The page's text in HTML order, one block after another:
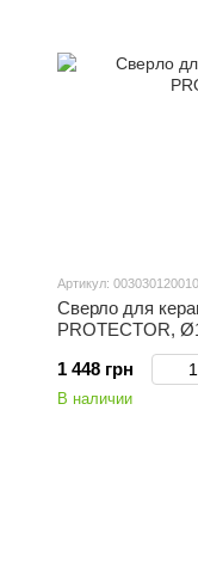
Артикул:
Сверло для
PROTECTOR,
1 448 грн
В наличии